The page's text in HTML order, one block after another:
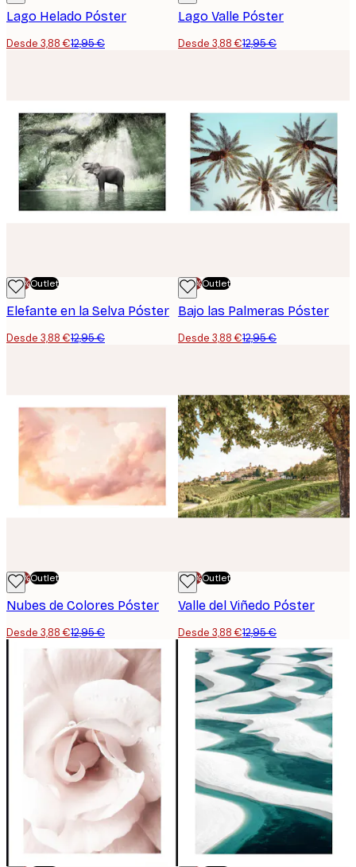
Lago Helado Póster
Desde 3,88 €12,95 €
Lago Valle Póster
Desde 3,88 €12,95 €
-70%Outlet
Elefante en la Selva Póster
Desde 3,88 €12,95 €
-70%Outlet
Bajo las Palmeras Póster
Desde 3,88 €12,95 €
-70%Outlet
Nubes de Colores Póster
Desde 3,88 €12,95 €
-70%Outlet
Valle del Viñedo Póster
Desde 3,88 €12,95 €